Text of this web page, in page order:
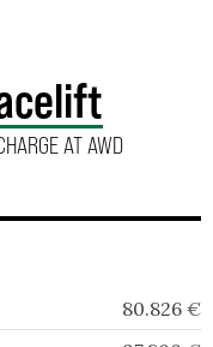
AT AWD
80.826 €